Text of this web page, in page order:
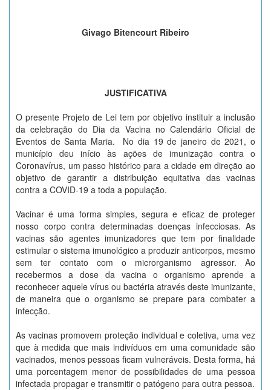
Givago Bitencourt Ribeiro
JUSTIFICATIVA
O presente Projeto de Lei tem por objetivo instituir a inclusão
da celebração do Dia da Vacina no Calendário Oficial de
Eventos de Santa Maria. No dia 19 de janeiro de 2021, o
município deu início às ações de imunização contra o
Coronavírus, um passo histórico para a cidade em direção ao
objetivo de garantir a distribuição equitativa das vacinas
contra a COVID-19 a toda a população.
Vacinar é uma forma simples, segura e eficaz de proteger
nosso corpo contra determinadas doenças infecciosas. As
vacinas são agentes imunizadores que tem por finalidade
estimular o sistema imunológico a produzir anticorpos, mesmo
sem ter contato com o microrganismo agressor. Ao
recebermos a dose da vacina o organismo aprende a
reconhecer aquele vírus ou bactéria através deste imunizante,
de maneira que o organismo se prepare para combater a
infecção.
As vacinas promovem proteção individual e coletiva, uma vez
que à medida que mais indivíduos em uma comunidade são
vacinados, menos pessoas ficam vulneráveis. Desta forma, há
uma porcentagem menor de possibilidades de uma pessoa
infectada propagar e transmitir o patógeno para outra pessoa.